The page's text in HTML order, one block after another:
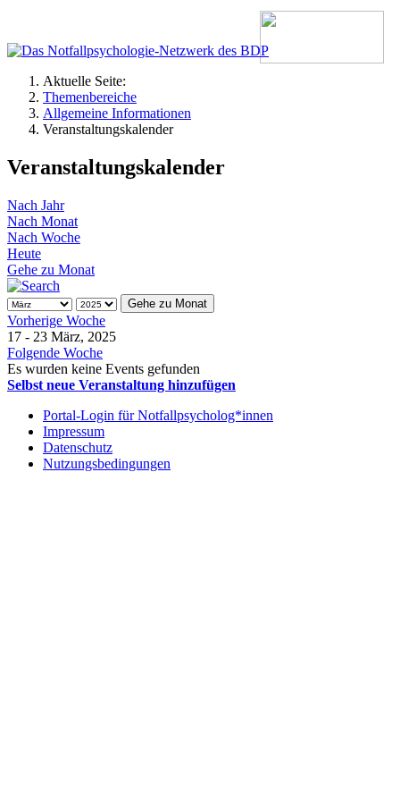
Aktuelle Seite:
Themenbereiche
Allgemeine Informationen
Veranstaltungskalender
Veranstaltungskalender
Nach Jahr
Nach Monat
Nach Woche
Heute
Gehe zu Monat
Gehe zu Monat
Vorherige Woche
17 - 23 März, 2025
Folgende Woche
Es wurden keine Events gefunden
Selbst neue Veranstaltung hinzufügen
Portal-Login für Notfallpsycholog*innen
Impressum
Datenschutz
Nutzungsbedingungen